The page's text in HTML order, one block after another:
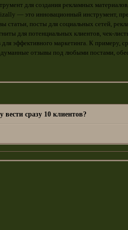
для создания рекламных
— это инновационный инструмент,
статьи, посты для социальных сетей,
для потенциальных клиентов, чек-
эффективного маркетинга. К примеру,
отзывы под любыми постами,
сразу 10 клиентов?